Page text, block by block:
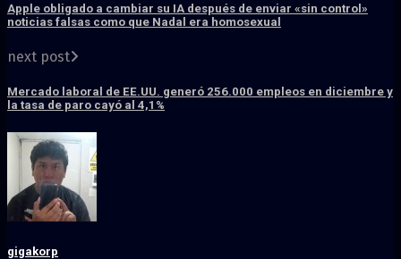
Apple obligado a cambiar su IA después de enviar «sin control»
noticias falsas como que Nadal era homosexual
next post
Mercado laboral de EE.UU. generó 256.000 empleos en diciembre y
la tasa de paro cayó al 4,1%
gigakorp